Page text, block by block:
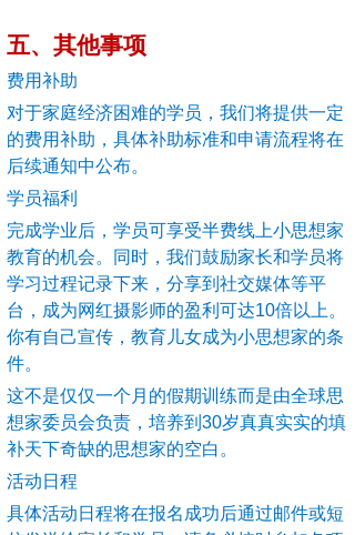
五、其他事项
费用补助
对于家庭经济困难的学员，我们将提供一定
的费用补助，具体补助标准和申请流程将在
后续通知中公布。
学员福利
完成学业后，学员可享受半费线上小思想家
教育的机会。同时，我们鼓励家长和学员将
学习过程记录下来，分享到社交媒体等平
台，成为网红摄影师的盈利可达10倍以上。
你有自己宣传，教育儿女成为小思想家的条
件。
这不是仅仅一个月的假期训练而是由全球思
想家委员会负责，培养到30岁真真实实的填
补天下奇缺的思想家的空白。
活动日程
具体活动日程将在报名成功后通过邮件或短